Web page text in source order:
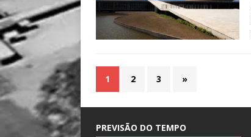
1 2 3 »
PREVISÃO DO TEMPO